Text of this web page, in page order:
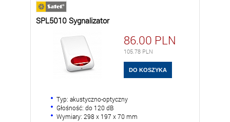
SPL5010 Sygnalizator
86.00 PLN
105.78 PLN
Typ: akustyczno-optyczny
Głośność: do 120 dB
Wymiary: 298 x 197 x 70 mm